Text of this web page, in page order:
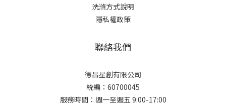
洗滌方式說明
隱私權政策
聯絡我們
德昌星創有限公司
統編：60700045
服務時間：週一至週五 9:00-17:00